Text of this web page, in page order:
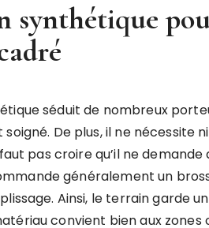
synthétique
séduit de nombreux
De plus, il ne nécessite
pas croire qu’il ne
généralement un
Ainsi, le terrain garde
convient bien aux